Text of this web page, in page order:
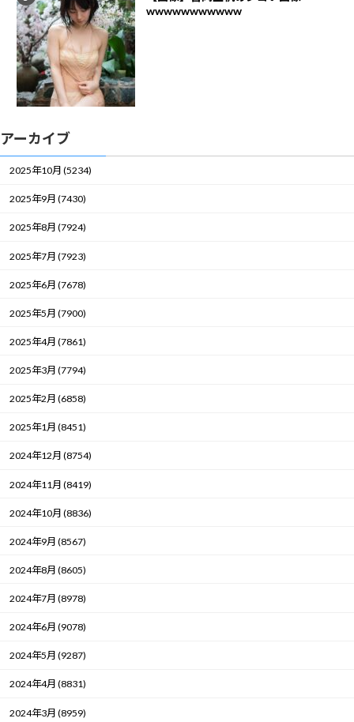
wwwwwwwwwww
アーカイブ
2025年10月 (5234)
2025年9月 (7430)
2025年8月 (7924)
2025年7月 (7923)
2025年6月 (7678)
2025年5月 (7900)
2025年4月 (7861)
2025年3月 (7794)
2025年2月 (6858)
2025年1月 (8451)
2024年12月 (8754)
2024年11月 (8419)
2024年10月 (8836)
2024年9月 (8567)
2024年8月 (8605)
2024年7月 (8978)
2024年6月 (9078)
2024年5月 (9287)
2024年4月 (8831)
2024年3月 (8959)